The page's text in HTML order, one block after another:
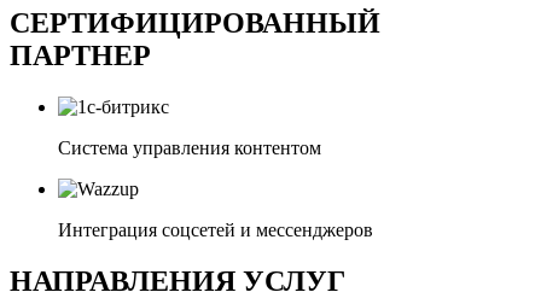
СЕРТИФИЦИРОВАННЫЙ
ПАРТНЕР
Система управления контентом
Интеграция соцсетей и мессенджеров
НАПРАВЛЕНИЯ УСЛУГ